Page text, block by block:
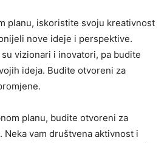
planu, iskoristite svoju kreativnost
nove ideje i perspektive.
vizionari i inovatori, pa budite
ideja. Budite otvoreni za
planu, budite otvoreni za
vam društvena aktivnost i